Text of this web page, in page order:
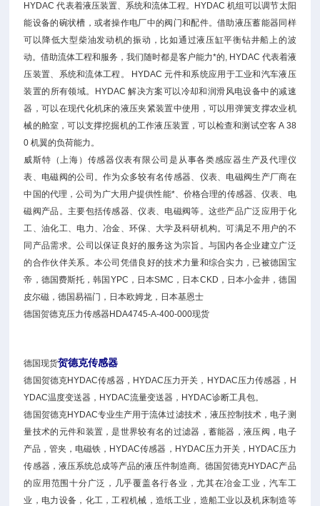
HYDAC 代表着液压装置、系统和流体工程。HYDAC 机组可以调节太阳
能设备的碗状槽，或者操作电厂中的阀门和配件。借助液压蓄能器同样
可以降低大型柴油发动机的振动，比如通过液压缸平衡钻井船上的波
动。借助流体工程和服务，我们随时都是客户能力*的, HYDAC 代表着液
压装置、系统和流体工程。 HYDAC 元件和系统应用于工业和汽车液压
装置的所有领域。HYDAC 解决方案可以冷却和润滑风电设备中的减速
器，可以在现代化机床的液压夹紧装置中使用，可以用弹簧支撑农业机
械的舱室，可以支撑挖掘机的工作液压装置，可以检查和测试空客 A 38
0 机翼的负荷能力。
威斯特（上海）传感器仪表有限公司是从事各类感应器生产及代理仪
表、电磁阀的公司。作为众多较有名传感器、仪表、电磁阀生产厂商在
中国的代理，公司为广大用户提供性能*、价格合理的传感器、仪表、电
磁阀产品。主要包括传感器、仪表、电磁阀等。这些产品广泛应用于化
工、油化工、电力、冶金、环保、大学及科研机构。可满足不用户的不
同产品需求。公司以保证良好的服务这为宗旨。与国内各企业建立广泛
的合作伙伴关系。本公司凭借良好的技术力量和综合实力，已被德国宝
帝，德国费斯托，韩国YPC，日本SMC，日本CKD，日本小金井，德国
皮尔磁，德国易福门，日本欧姆龙，日本基恩士
德国贺德克压力传感器HDA4745-A-400-000现货
德国现货贺德克传感器
德国贺德克HYDAC传感器，HYDAC压力开关，HYDAC压力传感器，H
YDAC温度变送器，HYDAC流量变送器，HYDAC诊断工具包。
德国贺德克HYDAC专业生产用于流体过滤技术，液压控制技术，电子测
量技术的元件和装置，是世界较有名的过滤器，蓄能器，液压阀，电子
产品，管夹，电磁铁，HYDAC传感器，HYDAC压力开关，HYDAC压力
传感器，液压系统总成等产品的液压件制造商。德国贺德克HYDAC产品
的应用范围十分广泛，几乎覆盖各行各业，尤其在冶金工业，汽车工
业，电力设备，化工，工程机械，造纸工业，造船工业以及机床制造等